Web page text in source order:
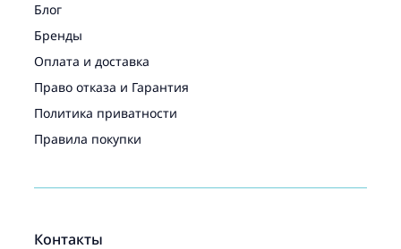
Контакты
Блог
Бренды
Оплата и доставка
Право отказа и Гарантия
Политика приватности
Правила покупки